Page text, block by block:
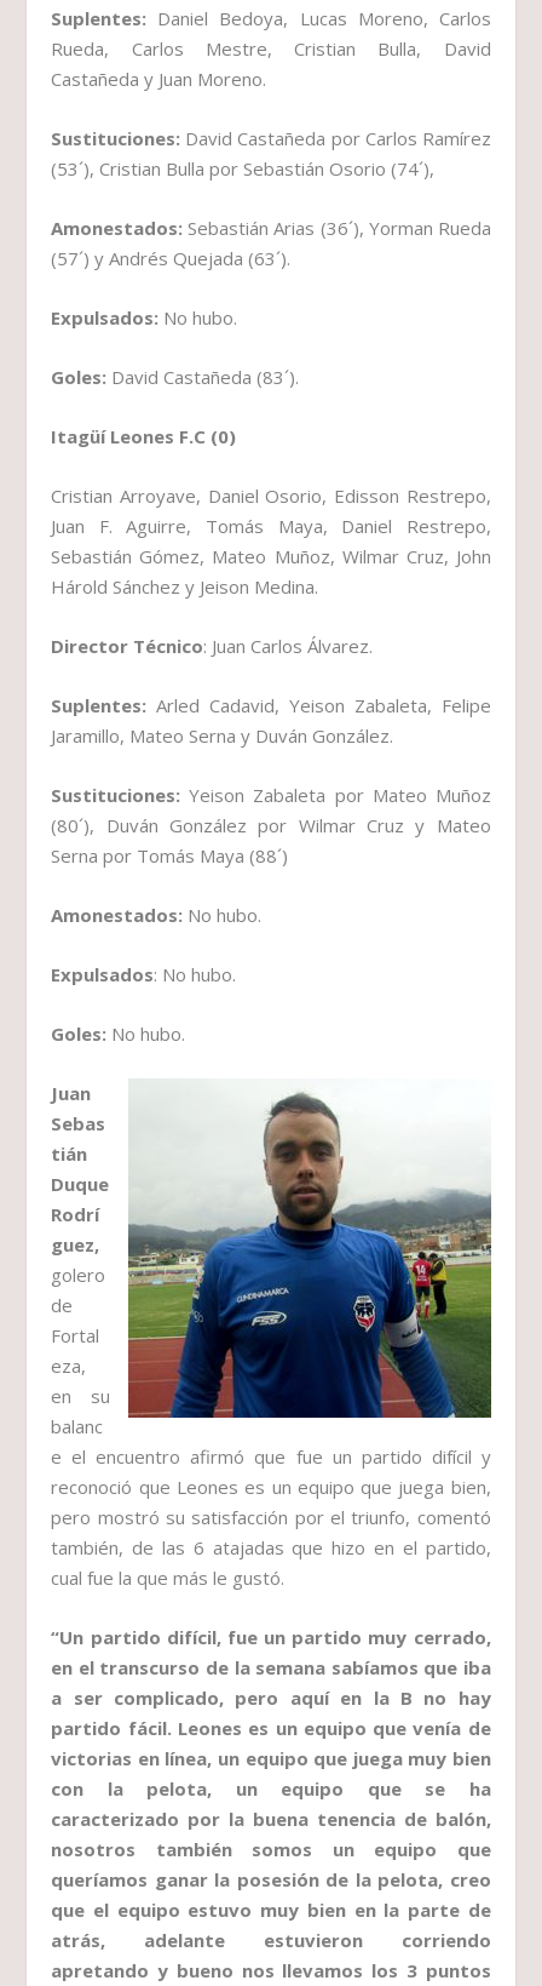
Suplentes: Daniel Bedoya, Lucas Moreno, Carlos
Rueda, Carlos Mestre, Cristian Bulla, David
Castañeda y Juan Moreno.
Sustituciones: David Castañeda por Carlos Ramírez
(53´), Cristian Bulla por Sebastián Osorio (74´),
Amonestados: Sebastián Arias (36´), Yorman Rueda
(57´) y Andrés Quejada (63´).
Expulsados: No hubo.
Goles: David Castañeda (83´).
Itagüí Leones F.C (0)
Cristian Arroyave, Daniel Osorio, Edisson Restrepo,
Juan F. Aguirre, Tomás Maya, Daniel Restrepo,
Sebastián Gómez, Mateo Muñoz, Wilmar Cruz, John
Hárold Sánchez y Jeison Medina.
Director Técnico: Juan Carlos Álvarez.
Suplentes: Arled Cadavid, Yeison Zabaleta, Felipe
Jaramillo, Mateo Serna y Duván González.
Sustituciones: Yeison Zabaleta por Mateo Muñoz
(80´), Duván González por Wilmar Cruz y Mateo
Serna por Tomás Maya (88´)
Amonestados: No hubo.
Expulsados: No hubo.
Goles: No hubo.
Juan
Sebas
tián
Duque
Rodrí
guez,
golero
de
Fortal
eza,
en su
balanc
e el encuentro afirmó que fue un partido difícil y
reconoció que Leones es un equipo que juega bien,
pero mostró su satisfacción por el triunfo, comentó
también, de las 6 atajadas que hizo en el partido,
cual fue la que más le gustó.
“Un partido difícil, fue un partido muy cerrado,
en el transcurso de la semana sabíamos que iba
a ser complicado, pero aquí en la B no hay
partido fácil. Leones es un equipo que venía de
victorias en línea, un equipo que juega muy bien
con la pelota, un equipo que se ha
caracterizado por la buena tenencia de balón,
nosotros también somos un equipo que
queríamos ganar la posesión de la pelota, creo
que el equipo estuvo muy bien en la parte de
atrás, adelante estuvieron corriendo
apretando y bueno nos llevamos los 3 puntos